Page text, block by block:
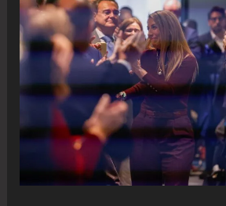
actualidad
política,
en
directo
Sánchez